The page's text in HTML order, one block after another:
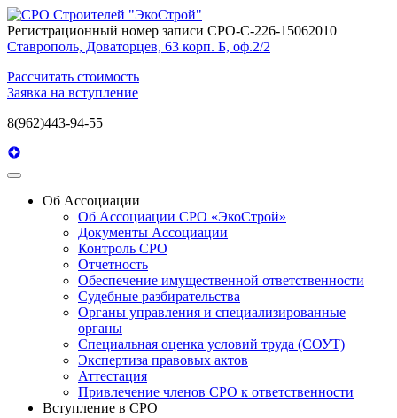
Регистрационный номер записи СРО-С-226-15062010
Ставрополь, Доваторцев, 63 корп. Б, оф.2/2
Рассчитать стоимость
Заявка на вступление
8(962)443-94-55
Об Ассоциации
Об Ассоциации СРО «ЭкоСтрой»
Документы Ассоциации
Контроль СРО
Отчетность
Обеспечение имущественной ответственности
Судебные разбирательства
Органы управления и специализированные
органы
Специальная оценка условий труда (СОУТ)
Экспертиза правовых актов
Аттестация
Привлечение членов СРО к ответственности
Вступление в СРО